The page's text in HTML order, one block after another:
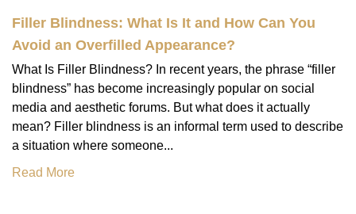
Filler Blindness: What Is It and How Can You
Avoid an Overfilled Appearance?
What Is Filler Blindness? In recent years, the phrase “filler
blindness” has become increasingly popular on social
media and aesthetic forums. But what does it actually
mean? Filler blindness is an informal term used to describe
a situation where someone...
Read More